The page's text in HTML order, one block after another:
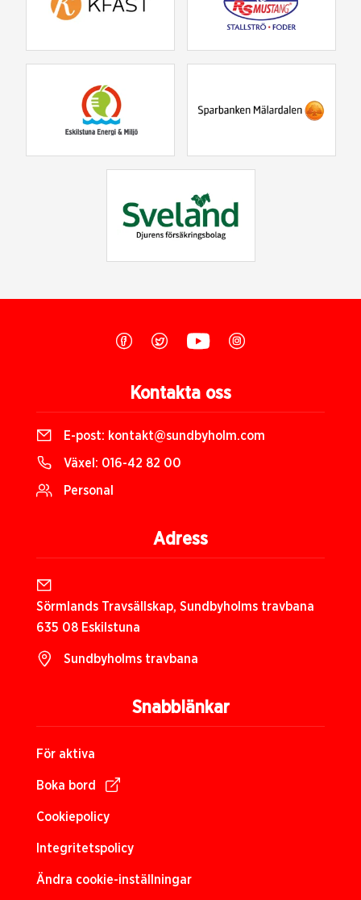
Snabblänkar
För aktiva
Boka bord
Cookiepolicy
Integritetspolicy
Ändra cookie-inställningar
Kontakta oss
E-post: kontakt@sundbyholm.com
Växel: 016-42 82 00
Personal
Adress
Sörmlands Travsällskap, Sundbyholms travbana
635 08 Eskilstuna
Sundbyholms travbana